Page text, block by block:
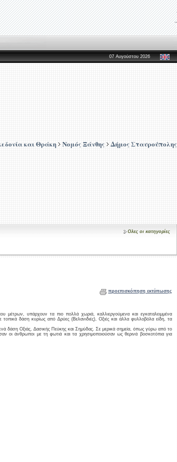
07 Αυγούστου 2026
και Θράκη Νομός Ξάνθης Δήμος Σταυρούπολης
Ολες οι κατηγορίες
προεπισκόπηση εκτύπωσης
μέτρων, υπάρχουν τα πιο πολλά χωριά, καλλιεργούμενα και εγκαταλειμμένα
δάση κυρίως από Δρύες (Βελανιδιές), Οξιές και άλλα φυλλοβόλα είδη, τα
δάση Οξιάς, Δασικής Πεύκης και Σημύδας. Σε μερικά σημεία, όπως γύρω από το
οι άνθρωποι με τη φωτιά και τα χρησιμοποιούσαν ως θερινά βοσκοτόπια για